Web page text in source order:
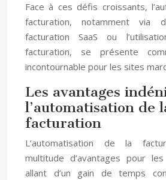
Face à ces défis croissants,
facturation, notamment via
facturation SaaS ou
facturation, se présente
incontournable pour les sites
Les avantages
l’automatisation de
facturation
L’automatisation de la
multitude d’avantages pour
allant d’un gain de temps